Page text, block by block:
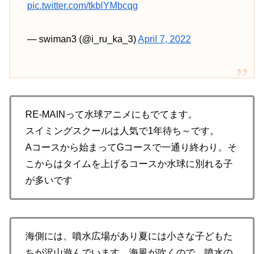
pic.twitter.com/tkblYMbcqg
— swiman3 (@i_ru_ka_3)April 7, 2022
RE-MAINって水球アニメにもでてます。
スイミングスクールは人気で1年待ち～です。
Aコースから始まってGコースで一通り終わり。そ
こからはタイムを上げるコースか水球に別れる子
が多いです
海側には、噴水広場があり夏には小さな子どもた